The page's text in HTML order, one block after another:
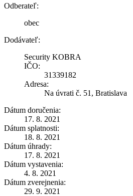
Odberateľ:
obec
Dodávateľ:
Security KOBRA
IČO:
31339182
Adresa:
Na úvrati č. 51, Bratislava
Dátum doručenia:
17. 8. 2021
Dátum splatnosti:
18. 8. 2021
Dátum úhrady:
17. 8. 2021
Dátum vystavenia:
4. 8. 2021
Dátum zverejnenia:
29. 9. 2021